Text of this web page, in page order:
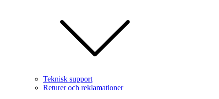
Teknisk support
Returer och reklamationer